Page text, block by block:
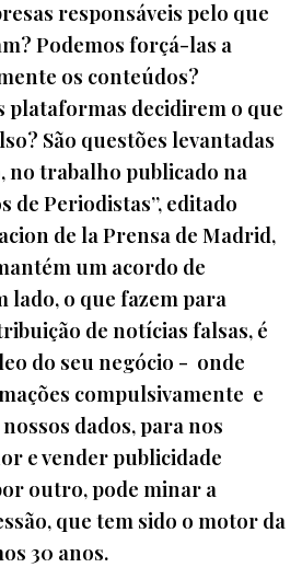
responsáveis pelo que
Podemos forçá-las a
os conteúdos?
plataformas decidirem o que
São questões levantadas
no trabalho publicado na
de Periodistas”, editado
de la Prensa de Madrid,
um acordo de
lado, o que fazem para
de notícias falsas, é
do seu negócio - onde
compulsivamente e
dados, para nos
e vender publicidade
outro, pode minar a
que tem sido o motor da
30 anos.